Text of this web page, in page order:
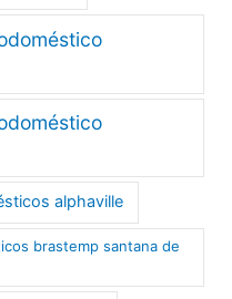
alphaville
brastemp santana de